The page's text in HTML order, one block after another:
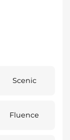
Scenic
Fluence